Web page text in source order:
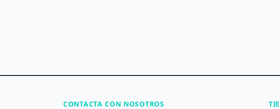
CONTACTA CON NOSOTROS